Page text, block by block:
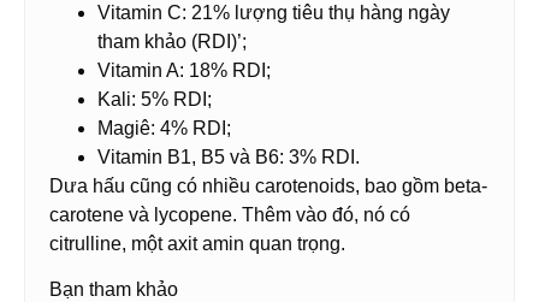
Vitamin C: 21% lượng tiêu thụ hàng ngày
tham khảo (RDI)’;
Vitamin A: 18% RDI;
Kali: 5% RDI;
Magiê: 4% RDI;
Vitamin B1, B5 và B6: 3% RDI.
Dưa hấu cũng có nhiều carotenoids, bao gồm beta-
carotene và lycopene. Thêm vào đó, nó có
citrulline, một axit amin quan trọng.
Bạn tham khảo